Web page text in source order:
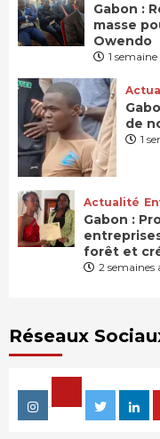
Gabon :
masse
Owendo
1
de
1
Actualité
Gabon :
forêt et
2 semaines
Réseaux
Instagram
Facebook
Twitter